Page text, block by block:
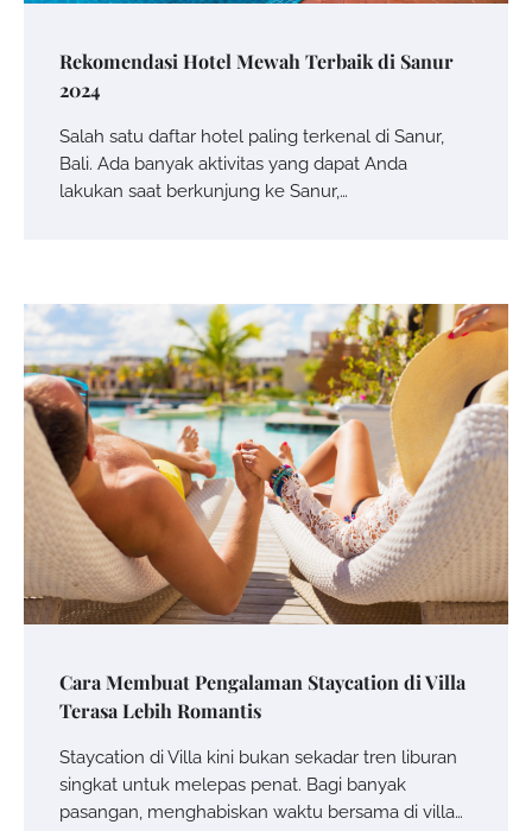
Rekomendasi Hotel Mewah Terbaik di Sanur
2024
Salah satu daftar hotel paling terkenal di Sanur,
Bali. Ada banyak aktivitas yang dapat Anda
lakukan saat berkunjung ke Sanur,…
Cara Membuat Pengalaman Staycation di Villa
Terasa Lebih Romantis
Staycation di Villa kini bukan sekadar tren liburan
singkat untuk melepas penat. Bagi banyak
pasangan, menghabiskan waktu bersama di villa…